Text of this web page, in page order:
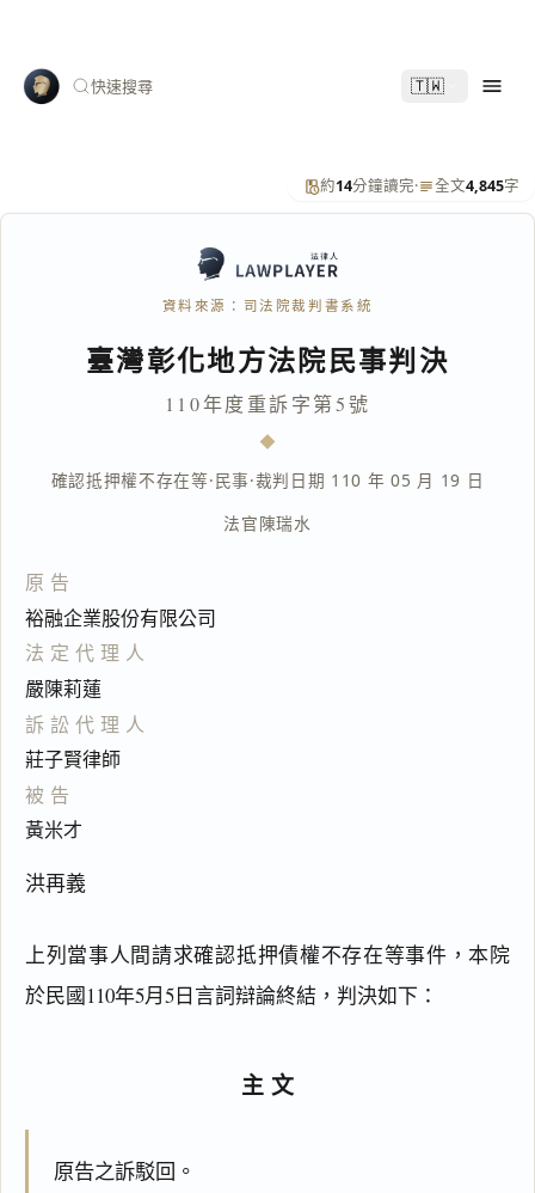
快速搜尋 🇹🇼
約14分鐘讀完· 全文4,845字
資料來源：司法院裁判書系統
臺灣彰化地方法院民事判決
110年度重訴字第5號
確認抵押權不存在等·民事·裁判日期 110 年 05 月 19 日
法官陳瑞水
原告
裕融企業股份有限公司
法定代理人
嚴陳莉蓮
訴訟代理人
莊子賢律師
被告
黃米才
洪再義
上列當事人間請求確認抵押債權不存在等事件，本院
於民國110年5月5日言詞辯論終結，判決如下：
主文
原告之訴駁回。